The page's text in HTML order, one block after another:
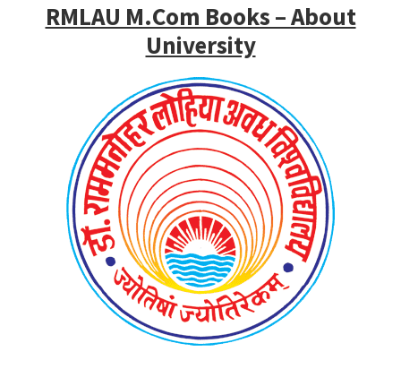
RMLAU M.Com Books – About
University